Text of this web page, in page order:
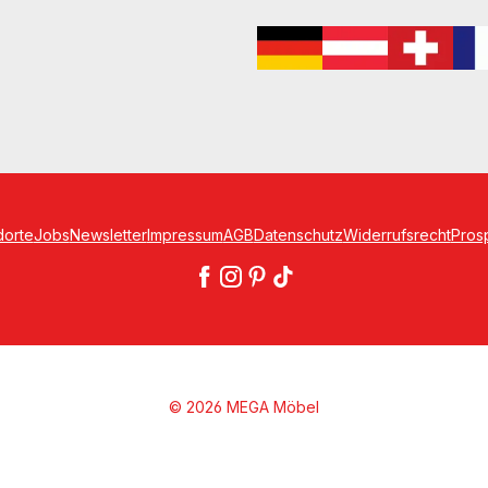
JobsNewsletterImpressumAGBDatenschutzWiderrufsrecht
© 2026 MEGA Möbel